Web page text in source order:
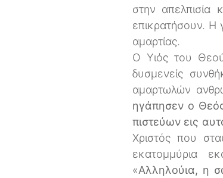
στην
επικρατήσουν. Η
αμαρτίας.
Ο Υιός του
δυσμενείς
αμαρτωλών
ηγάπησεν ο
πιστεύων εις
Χριστός που
εκατομμύρια
«Αλληλούια, η